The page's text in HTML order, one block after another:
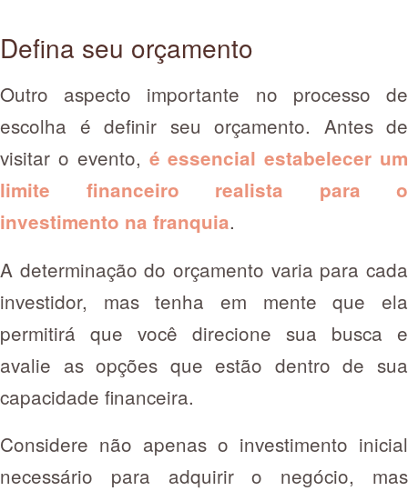
Defina seu orçamento
Outro aspecto importante no processo de
escolha é definir seu orçamento. Antes de
visitar o evento, é essencial estabelecer um
limite financeiro realista para o
investimento na franquia.
A determinação do orçamento varia para cada
investidor, mas tenha em mente que ela
permitirá que você direcione sua busca e
avalie as opções que estão dentro de sua
capacidade financeira.
Considere não apenas o investimento inicial
necessário para adquirir o negócio, mas